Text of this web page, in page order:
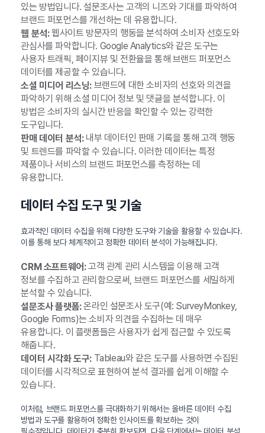
있는 방법입니다. 설문조사는 고객의 니즈와 기대를 파악하여
브랜드 퍼포먼스를 개선하는 데 유용합니다.
웹 분석:웹사이트 방문자의 행동을 분석하여 소비자 선호도와
관심사를 파악합니다. Google Analytics와 같은 도구는
사용자 트래픽, 페이지뷰 및 전환율을 통해 브랜드 퍼포먼스
데이터를 제공할 수 있습니다.
소셜 미디어 리스닝:브랜드에 대한 소비자의 선호와 의견을
파악하기 위해 소셜 미디어 정보 및 댓글을 분석합니다. 이
방법은 소비자의 실시간 반응을 확인할 수 있는 강력한
도구입니다.
판매 데이터 분석:내부 데이터인 판매 기록을 통해 고객 행동
및 트렌드를 파악할 수 있습니다. 이러한 데이터는 특정
제품이나 서비스의 브랜드 퍼포먼스를 측정하는 데
유용합니다.
데이터 수집 도구 및 기술
효과적인 데이터 수집을 위해 다양한 도구와 기술을 활용할 수 있습니다.
이를 통해 보다 체계적이고 정확한 데이터 분석이 가능해집니다.
CRM 소프트웨어:고객 관계 관리 시스템을 이용해 고객
정보를 수집하고 관리함으로써, 브랜드 퍼포먼스를 세밀하게
분석할 수 있습니다.
설문조사 플랫폼:온라인 설문조사 도구(예: SurveyMonkey,
Google Forms)는 소비자 의견을 수집하는 데 매우
유용합니다. 이 플랫폼들은 사용자가 쉽게 접근할 수 있도록
해줍니다.
데이터 시각화 도구:Tableau와 같은 도구를 사용하면 수집된
데이터를 시각적으로 표현하여 분석 결과를 쉽게 이해할 수
있습니다.
이처럼, 브랜드 퍼포먼스를 극대화하기 위해서는 올바른 데이터 수집
방법과 도구를 활용하여 정확한 인사이트를 확보하는 것이